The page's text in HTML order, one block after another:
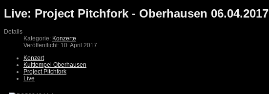
Live: Project Pitchfork - Oberhausen 06.04.2017
Details
Kategorie: Konzerte
Veröffentlicht: 10. April 2017
Konzert
Kulttempel Oberhausen
Project Pitchfork
Live